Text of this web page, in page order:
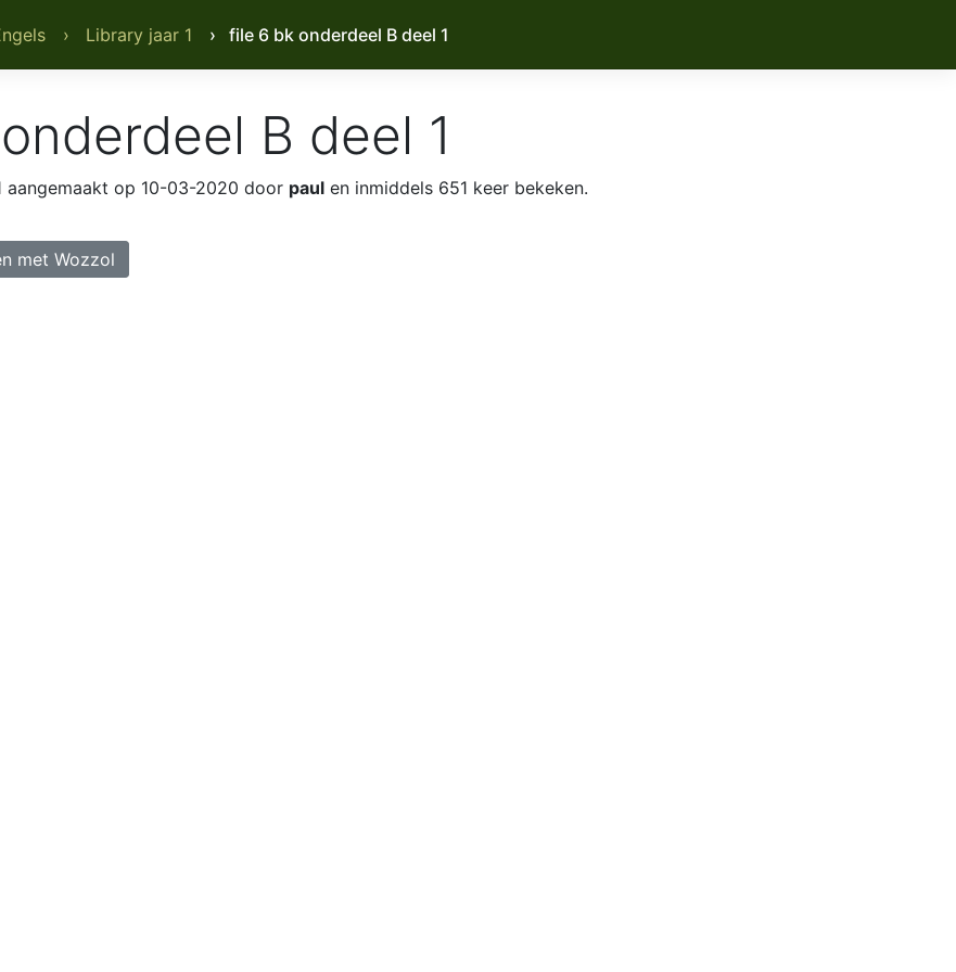
› Library jaar 1 › file 6 bk onderdeel B deel 1
B deel 1
aangemaakt op 10-03-2020 door paul en inmiddels 651 keer bekeken.
met Wozzol